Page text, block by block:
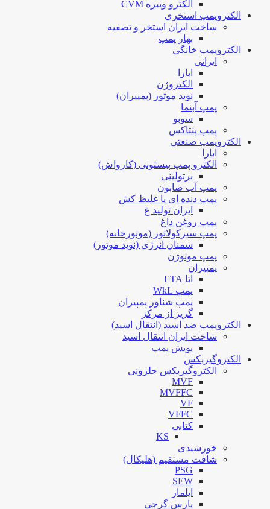
الکترو ویبره CVM
الکتروپمپ استخری
ساخت ایران استخر و تصفیه
بهار پمپ
الکتروپمپ خانگی
ایرانی
ابارا
الکتروژن
نوید موتور (پمپیران)
پمپ آبنما
سوبو
پمپ پنتاکس
الکتروپمپ صنعتی
ابارا
الکترو پمپ پیستونی (کارواش)
برتولینی
پمپ آب صابون
پمپ دنده ای یا غلیظ کش
ایران تولید غ
پمپ روغن داغ
پمپ سیرکولاتور (موتورخانه)
سمنان انرژی (نوید موتور)
پمپ موتوژن
پمپیران
اتا ETA
پمپ WkL
پمپ شناور پمپیران
گریز از مرکز
الکتروپمپ ضد اسید (انتقال اسید)
ساخت ایران انتقال اسید
پویش پمپ
الکتروگیربکس
الکتروگیربکس حلزونی
MVF
MVFFC
VF
VFFC
کتابی
KS
خورشیدی
شافت مستقیم (هلیکال)
PSG
SEW
ایلماز
پارس گرجی